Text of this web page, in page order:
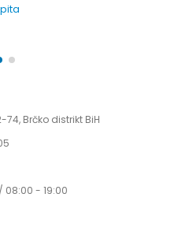
Brčko distrikt BiH
08:00 - 19:00